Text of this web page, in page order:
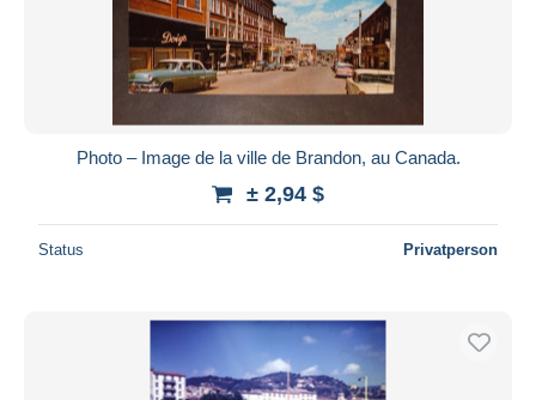
Photo – Image de la ville de Brandon, au Canada.
± 2,94 $
Status Privatperson